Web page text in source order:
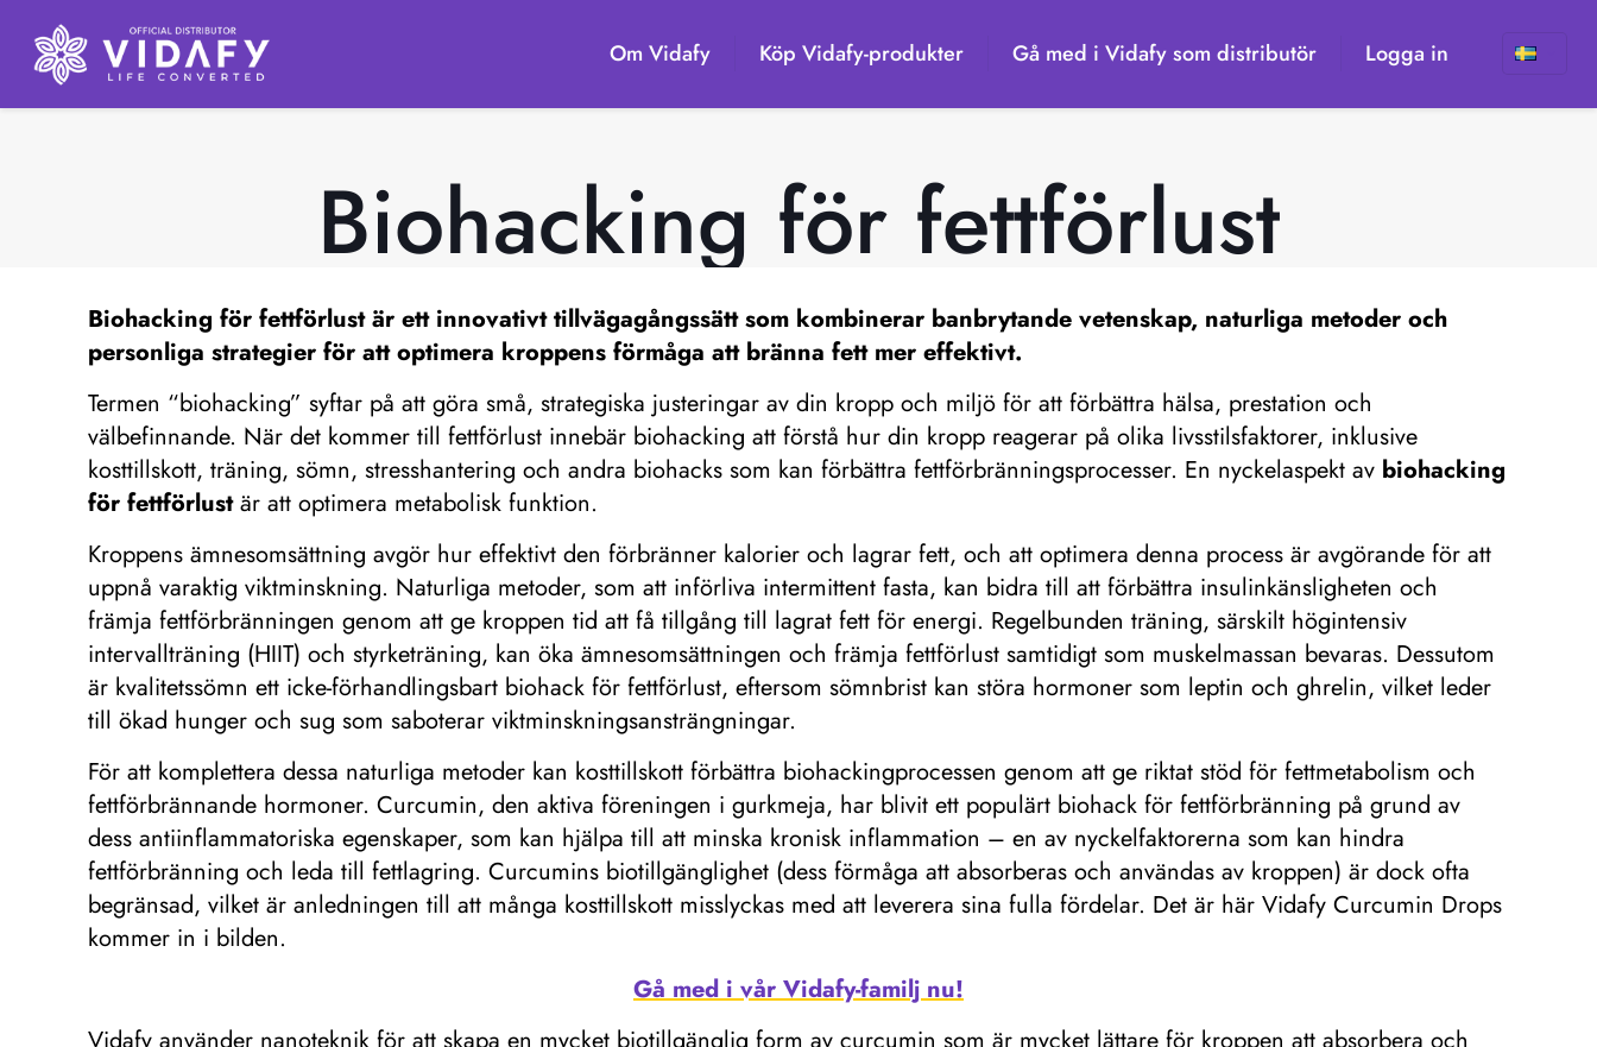
Om Vidafy Köp Vidafy-produkter Gå med i Vidafy som distributör Logga in
Biohacking för fettförlust
Biohacking för fettförlustär ett innovativt tillvägagångssätt som kombinerar banbrytande vetenskap, naturliga metoder och
personliga strategier för att optimera kroppens förmåga att bränna fett mer effektivt.
Termen “biohacking” syftar på att göra små, strategiska justeringar av din kropp och miljö för att förbättra hälsa, prestation och
välbefinnande. När det kommer till fettförlust innebär biohacking att förstå hur din kropp reagerar på olika livsstilsfaktorer, inklusive
kosttillskott, träning, sömn, stresshantering och andra biohacks som kan förbättra fettförbränningsprocesser. En nyckelaspekt av biohacking
för fettförlustär att optimera metabolisk funktion.
Kroppens ämnesomsättning avgör hur effektivt den förbränner kalorier och lagrar fett, och att optimera denna process är avgörande för att
uppnå varaktig viktminskning. Naturliga metoder, som att införliva intermittent fasta, kan bidra till att förbättra insulinkänsligheten och
främja fettförbränningen genom att ge kroppen tid att få tillgång till lagrat fett för energi. Regelbunden träning, särskilt högintensiv
intervallträning (HIIT) och styrketräning, kan öka ämnesomsättningen och främja fettförlust samtidigt som muskelmassan bevaras. Dessutom
är kvalitetssömn ett icke-förhandlingsbart biohack för fettförlust, eftersom sömnbrist kan störa hormoner som leptin och ghrelin, vilket leder
till ökad hunger och sug som saboterar viktminskningsansträngningar.
För att komplettera dessa naturliga metoder kan kosttillskott förbättra biohackingprocessen genom att ge riktat stöd för fettmetabolism och
fettförbrännande hormoner. Curcumin, den aktiva föreningen i gurkmeja, har blivit ett populärt biohack för fettförbränning på grund av
dess antiinflammatoriska egenskaper, som kan hjälpa till att minska kronisk inflammation – en av nyckelfaktorerna som kan hindra
fettförbränning och leda till fettlagring. Curcumins biotillgänglighet (dess förmåga att absorberas och användas av kroppen) är dock ofta
begränsad, vilket är anledningen till att många kosttillskott misslyckas med att leverera sina fulla fördelar. Det är här Vidafy Curcumin Drops
kommer in i bilden.
Gå med i vår Vidafy-familj nu!